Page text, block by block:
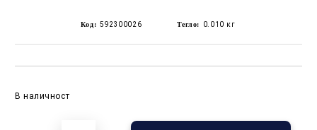
Код: 592300026 Тегло: 0.010 кг
В наличност